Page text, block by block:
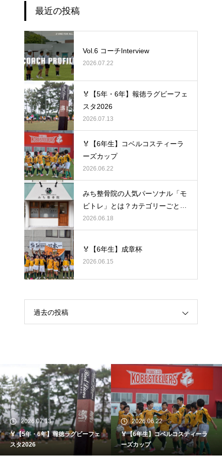
最近の投稿
Vol.6 コーチInterview
2026.07.22
🏅【5年・6年】報徳ラグビーフェ
スタ2026
2026.07.13
🏅【6年生】コベルコスティーラ
ーズカップ
2026.06.22
みち整骨院の人気パーソナル「モ
ビトレ」とは？カテゴリーごとの
ラグビーの悩みをヒントに考え
る、身体のケア
2026.06.18
🏅【6年生】成章杯
2026.06.15
過去の投稿
2026.07.13
🏅【5年・6年】報徳ラグビーフェ
スタ2026
2026.06.22
🏅【6年生】コベルコスティーラ
ーズカップ